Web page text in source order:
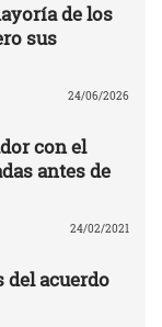
de los
sus
24/06/2026
con el
antes de
24/02/2021
del acuerdo